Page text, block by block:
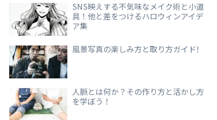
SNS映えする不気味なメイク術と小道
具！他と差をつけるハロウィンアイデ
ア集
風景写真の楽しみ方と取り方ガイド!
人脈とは何か？その作り方と活かし方
を学ぼう！